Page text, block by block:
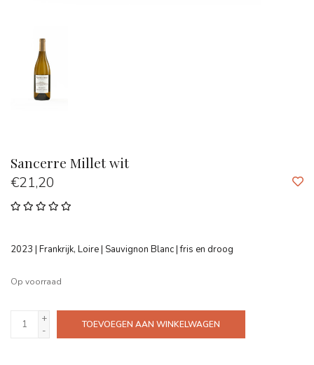
Sancerre Millet wit
€21,20
2023 | Frankrijk, Loire | Sauvignon Blanc | fris en droog
Op voorraad
+
-
TOEVOEGEN AAN WINKELWAGEN